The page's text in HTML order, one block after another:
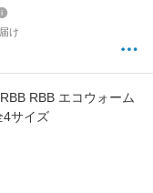
け
RBB エコウォーム
4サイズ